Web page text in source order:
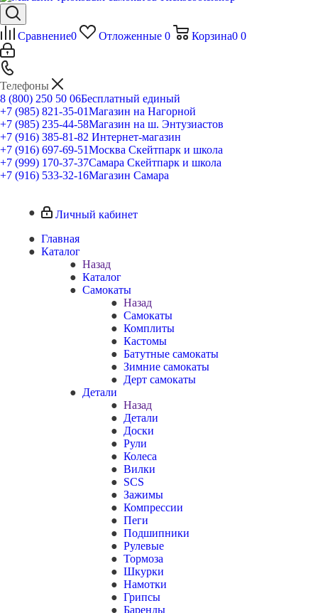
Сравнение0 Отложенные 0 Корзина0 0
Телефоны
8 (800) 250 50 06Бесплатный единый
+7 (985) 821-35-01Магазин на Нагорной
+7 (985) 235-44-58Магазин на ш. Энтузиастов
+7 (916) 385-81-82 Интернет-магазин
+7 (916) 697-69-51Москва Скейтпарк и школа
+7 (999) 170-37-37Самара Скейтпарк и школа
+7 (916) 533-32-16Магазин Самара
Личный кабинет
Главная
Каталог
Назад
Каталог
Самокаты
Назад
Самокаты
Комплиты
Кастомы
Батутные самокаты
Зимние самокаты
Дерт самокаты
Детали
Назад
Детали
Доски
Рули
Колеса
Вилки
SCS
Зажимы
Компрессии
Пеги
Подшипники
Рулевые
Тормоза
Шкурки
Намотки
Грипсы
Баренды